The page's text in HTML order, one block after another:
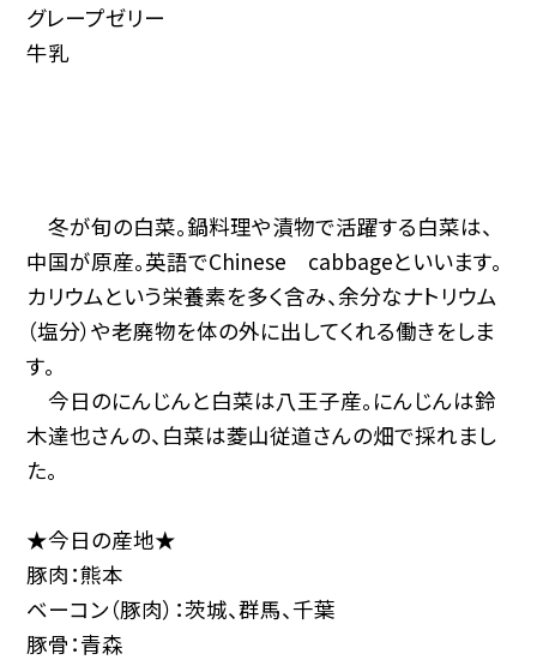
グレープゼリー
牛乳
冬が旬の白菜。鍋料理や漬物で活躍する白菜は、
中国が原産。英語でChinese cabbageといいます。
カリウムという栄養素を多く含み、余分なナトリウム
（塩分）や老廃物を体の外に出してくれる働きをしま
す。
今日のにんじんと白菜は八王子産。にんじんは鈴
木達也さんの、白菜は菱山従道さんの畑で採れまし
た。
★今日の産地★
豚肉：熊本
ベーコン（豚肉）：茨城、群馬、千葉
豚骨：青森